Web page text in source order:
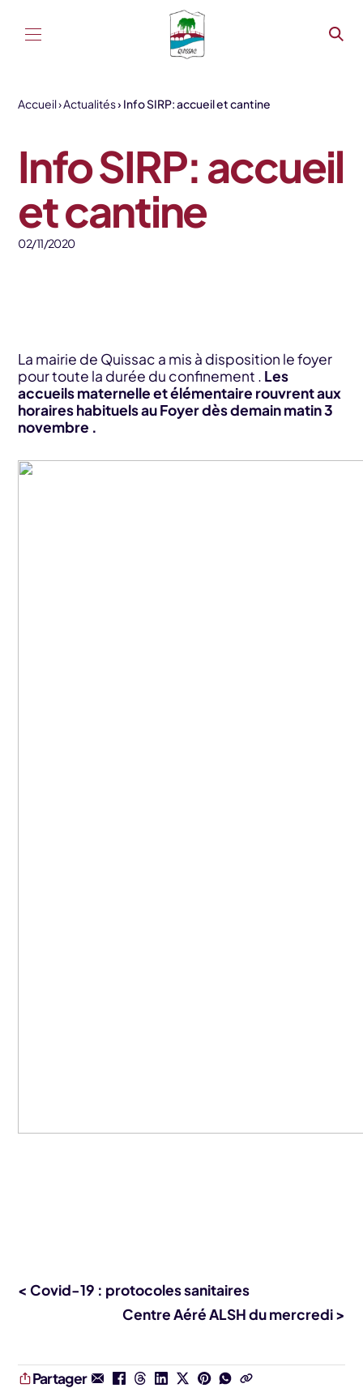
Accueil Actualités Info SIRP: accueil et cantine
Info SIRP: accueil
et cantine
02/11/2020
La mairie de Quissac a mis à disposition le foyer
pour toute la durée du confinement . Les
accueils maternelle et élémentaire rouvrent aux
horaires habituels au Foyer dès demain matin 3
novembre .
< Covid-19 : protocoles sanitaires
Centre Aéré ALSH du mercredi >
Partager